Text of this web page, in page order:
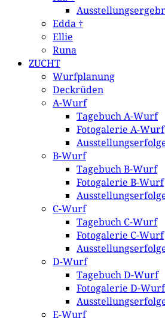
Edda †
Ellie
Runa
ZUCHT
Wurfplanung
Deckrüden
A-Wurf
Tagebuch A-Wurf
Fotogalerie A-Wurf
B-Wurf
Tagebuch B-Wurf
Fotogalerie B-Wurf
C-Wurf
Tagebuch C-Wurf
Fotogalerie C-Wurf
D-Wurf
Tagebuch D-Wurf
Fotogalerie D-Wurf
E-Wurf